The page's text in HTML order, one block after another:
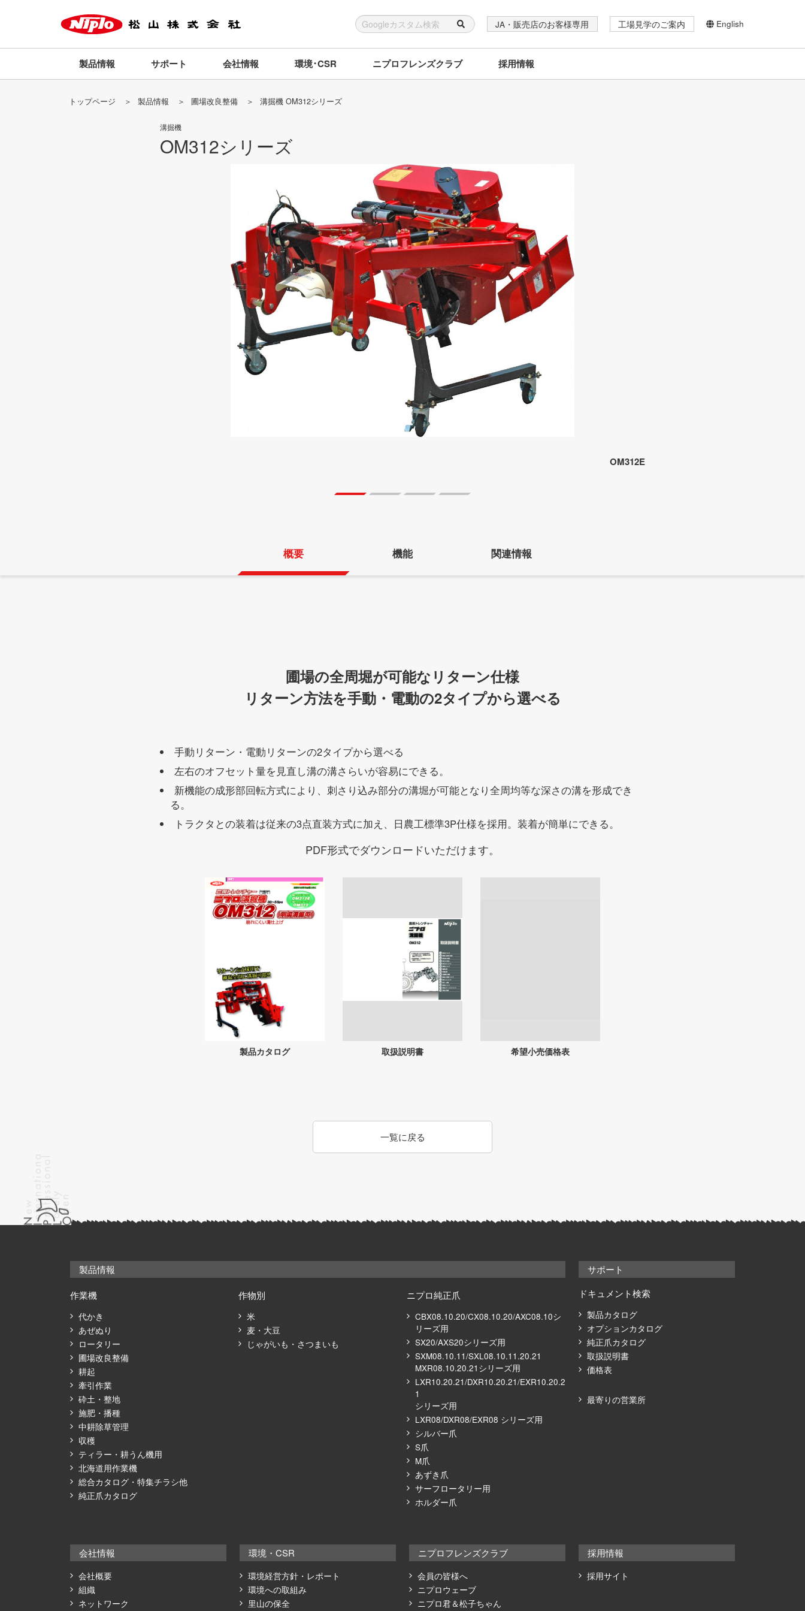
JA・販売店のお客様専用 工場見学のご案内 English
製品情報 サポート 会社情報 環境･CSR ニプロフレンズクラブ 採用情報
トップページ 製品情報 圃場改良整備 溝掘機 OM312シリーズ
溝掘機
OM312シリーズ
OM312E
概要 機能 関連情報
圃場の全周堀が可能なリターン仕様
リターン方法を手動・電動の2タイプから選べる
手動リターン・電動リターンの2タイプから選べる
左右のオフセット量を見直し溝の溝さらいが容易にできる。
新機能の成形部回転方式により、刺さり込み部分の溝堀が可能となり全周均等な深さの溝を形成でき
る。
トラクタとの装着は従来の3点直装方式に加え、日農工標準3P仕様を採用。装着が簡単にできる。
PDF形式でダウンロードいただけます。
製品カタログ 取扱説明書 希望小売価格表
一覧に戻る
製品情報
作業機
代かき
あぜぬり
ロータリー
圃場改良整備
耕起
牽引作業
砕土・整地
施肥・播種
中耕除草管理
収穫
ティラー・耕うん機用
北海道用作業機
総合カタログ・特集チラシ他
純正爪カタログ
作物別
米
麦・大豆
じゃがいも・さつまいも
ニプロ純正爪
CBX08.10.20/CX08.10.20/AXC08.10シ
リーズ⽤
SX20/AXS20シリーズ用
SXM08.10.11/SXL08.10.11.20.21
MXR08.10.20.21シリーズ⽤
LXR10.20.21/DXR10.20.21/EXR10.20.2
1
シリーズ⽤
LXR08/DXR08/EXR08 シリーズ⽤
シルバー⽖
S⽖
M⽖
あずき⽖
サーフロータリー⽤
ホルダー爪
サポート
ドキュメント検索
製品カタログ
オプションカタログ
純正爪カタログ
取扱説明書
価格表
最寄りの営業所
会社情報
会社概要
組織
ネットワーク
環境・CSR
環境経営方針・レポート
環境への取組み
里山の保全
ニプロフレンズクラブ
会員の皆様へ
ニプロウェーブ
ニプロ君＆松子ちゃん
採用情報
採用サイト